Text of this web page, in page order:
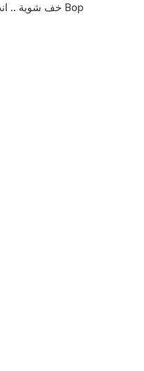
خف شوية .. انت كل شوية اكتب النا رسالة Bop